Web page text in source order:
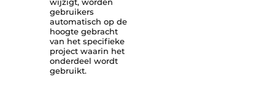
gebruikers
automatisch op de
hoogte gebracht
van het specifieke
project waarin het
onderdeel wordt
gebruikt.